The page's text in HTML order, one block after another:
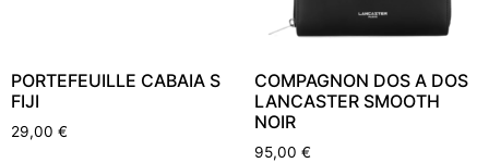
PORTEFEUILLE CABAIA S
FIJI
29,00 €
COMPAGNON DOS A DOS
LANCASTER SMOOTH
NOIR
95,00 €